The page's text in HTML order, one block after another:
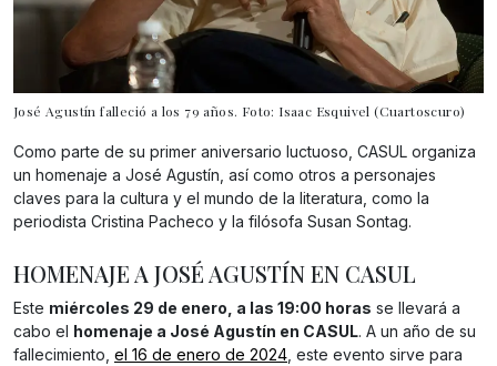
José Agustín falleció a los 79 años. Foto: Isaac Esquivel (Cuartoscuro)
Como parte de su primer aniversario luctuoso, CASUL organiza
un homenaje a José Agustín, así como otros a personajes
claves para la cultura y el mundo de la literatura, como la
periodista Cristina Pacheco y la filósofa Susan Sontag.
HOMENAJE A JOSÉ AGUSTÍN EN CASUL
Este miércoles 29 de enero, a las 19:00 horas se llevará a
cabo el homenaje a José Agustín en CASUL. A un año de su
fallecimiento, el 16 de enero de 2024 , este evento sirve para